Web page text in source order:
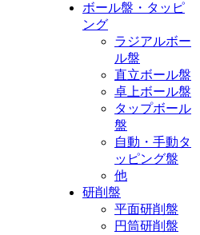
ボール盤・タッピ
ング
ラジアルボー
ル盤
直立ボール盤
卓上ボール盤
タップボール
盤
自動・手動タ
ッピング盤
他
研削盤
平面研削盤
円筒研削盤